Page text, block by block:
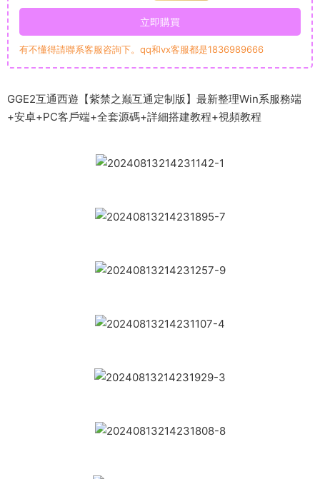
立即購買
有不懂得請聯系客服咨詢下。qq和vx客服都是1836989666
GGE2互通西遊【紫禁之巅互通定制版】最新整理Win系服務端
+安卓+PC客戶端+全套源碼+詳細搭建教程+視頻教程